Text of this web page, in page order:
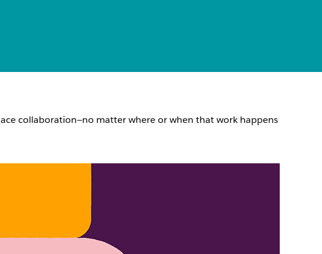
collaboration—no matter where or when that work happens